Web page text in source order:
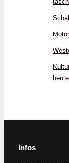
beutel
Infos